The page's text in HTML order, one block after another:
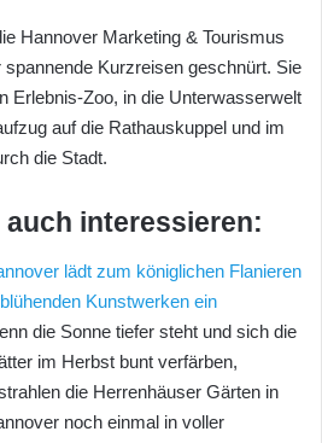
Hannover Marketing & Tourismus
Kurzreisen geschnürt. Sie
Erlebnis-Zoo, in die Unterwasserwelt
auf die Rathauskuppel und im
die Stadt.
auch interessieren:
lädt zum königlichen Flanieren
Kunstwerken ein
die Sonne tiefer steht und sich die
im Herbst bunt verfärben,
die Herrenhäuser Gärten in
noch einmal in voller